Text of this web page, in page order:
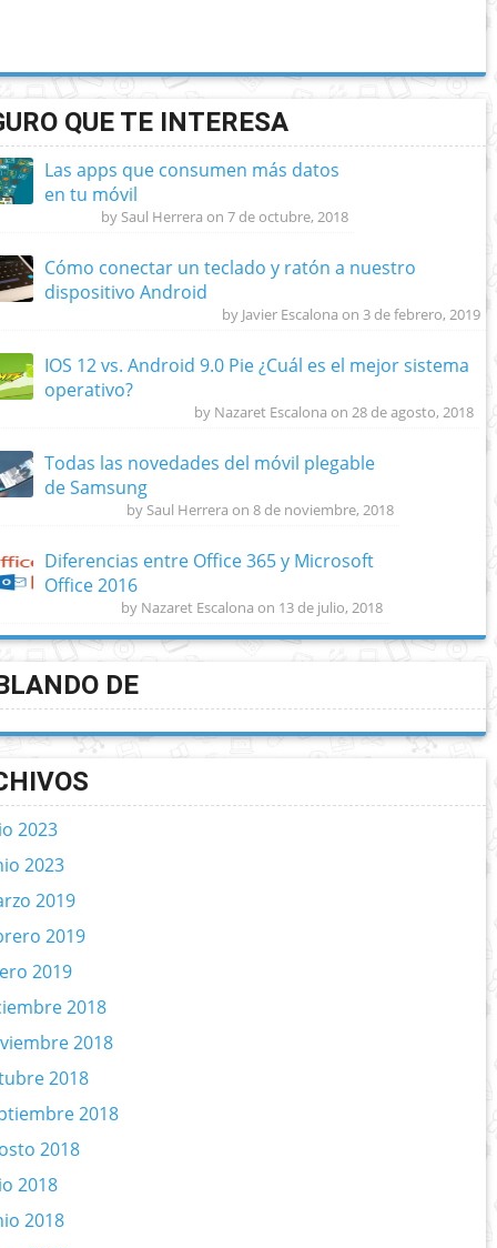
QUE TE INTERESA
Las apps que consumen más datos
en tu móvil
by Saul Herrera on 7 de octubre, 2018
Cómo conectar un teclado y ratón a nuestro
dispositivo Android
by Javier Escalona on 3 de febrero, 2019
IOS 12 vs. Android 9.0 Pie ¿Cuál es el mejor sistema
operativo?
by Nazaret Escalona on 28 de agosto, 2018
Todas las novedades del móvil plegable
de Samsung
by Saul Herrera on 8 de noviembre, 2018
Diferencias entre Office 365 y Microsoft
Office 2016
by Nazaret Escalona on 13 de julio, 2018
DE
2023
2023
2019
2019
2019
2018
2018
2018
2018
2018
2018
2018